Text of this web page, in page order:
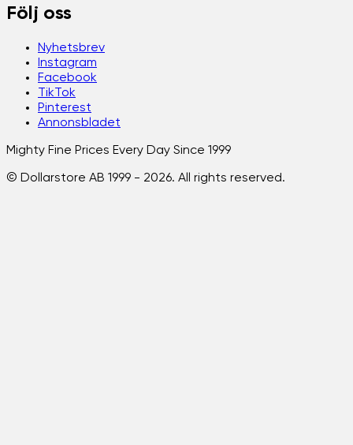
Följ oss
Nyhetsbrev
Instagram
Facebook
TikTok
Pinterest
Annonsbladet
Mighty Fine Prices Every Day Since 1999
© Dollarstore AB 1999 - 2026. All rights reserved.